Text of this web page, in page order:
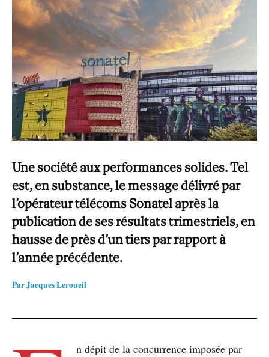
Une société aux performances solides. Tel
est, en substance, le message délivré par
l’opérateur télécoms Sonatelaprès la
publication de ses résultats trimestriels, en
hausse de près d’un tiers par rapport à
l’année précédente.
Par Jacques Leroueil
n dépit de la concurrence imposée par